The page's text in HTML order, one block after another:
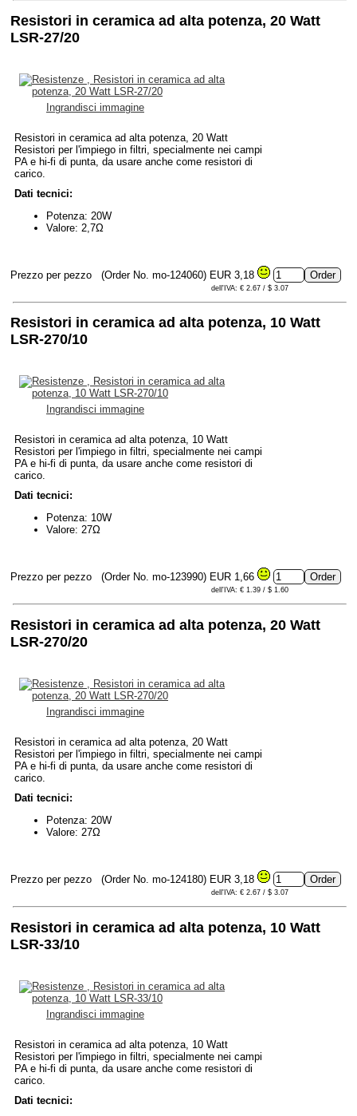
Resistori in ceramica ad alta potenza, 20 Watt
LSR-27/20
Ingrandisci immagine
Resistori in ceramica ad alta potenza, 20 Watt
Resistori per l'impiego in filtri, specialmente nei campi
PA e hi-fi di punta, da usare anche come resistori di
carico.
Dati tecnici:
Potenza: 20W
Valore: 2,7Ω
Prezzo per pezzo (Order No. mo-124060) EUR 3,18
dell'IVA: € 2.67 / $ 3.07
Resistori in ceramica ad alta potenza, 10 Watt
LSR-270/10
Ingrandisci immagine
Resistori in ceramica ad alta potenza, 10 Watt
Resistori per l'impiego in filtri, specialmente nei campi
PA e hi-fi di punta, da usare anche come resistori di
carico.
Dati tecnici:
Potenza: 10W
Valore: 27Ω
Prezzo per pezzo (Order No. mo-123990) EUR 1,66
dell'IVA: € 1.39 / $ 1.60
Resistori in ceramica ad alta potenza, 20 Watt
LSR-270/20
Ingrandisci immagine
Resistori in ceramica ad alta potenza, 20 Watt
Resistori per l'impiego in filtri, specialmente nei campi
PA e hi-fi di punta, da usare anche come resistori di
carico.
Dati tecnici:
Potenza: 20W
Valore: 27Ω
Prezzo per pezzo (Order No. mo-124180) EUR 3,18
dell'IVA: € 2.67 / $ 3.07
Resistori in ceramica ad alta potenza, 10 Watt
LSR-33/10
Ingrandisci immagine
Resistori in ceramica ad alta potenza, 10 Watt
Resistori per l'impiego in filtri, specialmente nei campi
PA e hi-fi di punta, da usare anche come resistori di
carico.
Dati tecnici: